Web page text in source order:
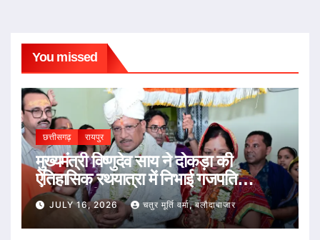
You missed
छत्तीसगढ़ रायपुर
मुख्यमंत्री विष्णुदेव साय ने दोकड़ा की
ऐतिहासिक रथयात्रा में निभाई गजपति
महाराजा की परंपरा : भगवान जगन्नाथ का रथ
खींचकर प्रदेशवासियों के सुख, समृद्धि और
खुशहाली की कामना की
JULY 16, 2026 चतुर मूर्ति वर्मा, बलौदाबाजार